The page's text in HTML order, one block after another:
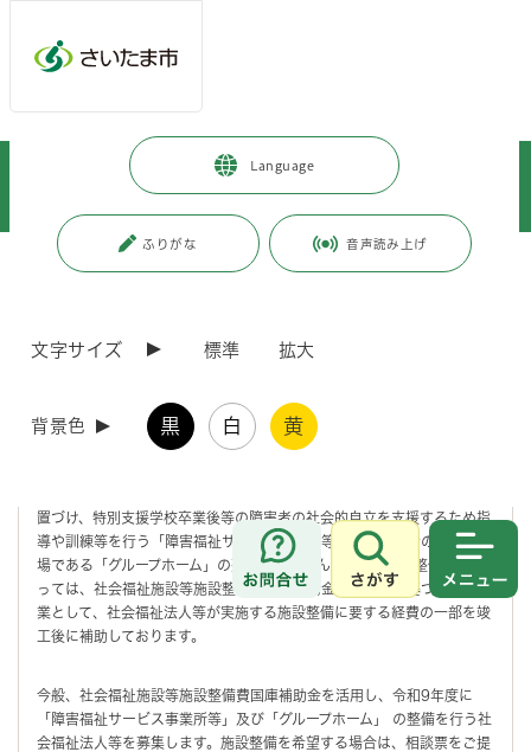
Language
ふりがな 音声読み上げ
文字サイズ 標準 拡大
背景色 黒 白 黄
お問合せ
さがす
健康・医療・福祉 > 福祉・介護 障害のある方
障害者福祉に関する市の施策など
更新日付：2026年7月24日 / ページ番号：C034700
いて
障害福祉サービス事業所等の整備計画の受付について
置づけ、特別支援学校卒業後等の障害者の社会的自立を支援するため指
導や訓練等を行う「障害福祉サービス事業所等」及び障害者の住まいの
場である「グループホーム」の整備に取り組んでおります。整備にあた
っては、社会福祉施設等施設整備費国庫補助金交付要綱に基づく補助事
業として、社会福祉法人等が実施する施設整備に要する経費の一部を竣
工後に補助しております。
今般、社会福祉施設等施設整備費国庫補助金を活用し、令和9年度に
「障害福祉サービス事業所等」及び「グループホーム」 の整備を行う社
会福祉法人等を募集します。施設整備を希望する場合は、相談票をご提